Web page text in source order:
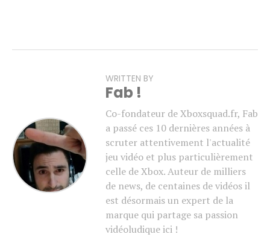
WRITTEN BY
Fab !
Co-fondateur de Xboxsquad.fr, Fab
a passé ces 10 dernières années à
scruter attentivement l'actualité
jeu vidéo et plus particulièrement
celle de Xbox. Auteur de milliers
de news, de centaines de vidéos il
est désormais un expert de la
marque qui partage sa passion
vidéoludique ici !